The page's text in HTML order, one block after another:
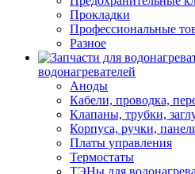
Прокладки
Профессиональные
Разное
водонагревателей
Аноды
Кабели, проводка,
Клапаны, трубки,
Корпуса, ручки,
Платы управления
Термостаты
ТЭНы для